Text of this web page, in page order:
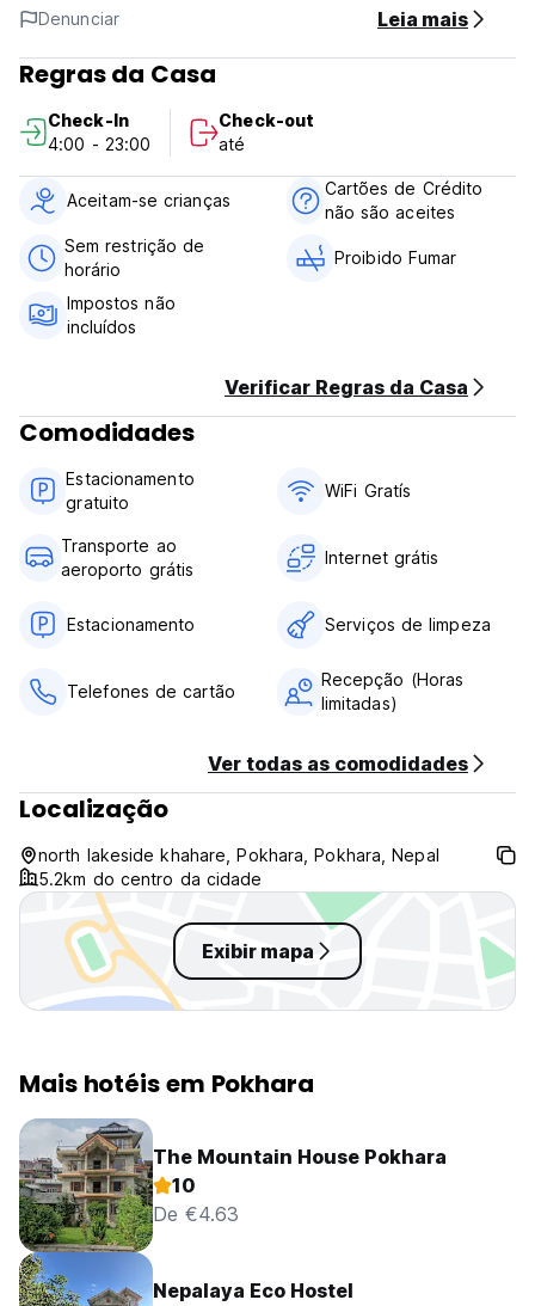
around Pokhara including: trekking, paragliding, rafting, and
other exciting tours.
***Property Policies & Conditions:
2. Check in from 04:00 to 00:00.
3. Check out before 11:00 am.
4. Payment upon arrival by cash. Credit card isn’t accepted.
5. Reception working hours 04:00-00:00.
7. Taxes not included. 10% tax.
8. Breakfast not included. $3 extra.
9. No pets.
Denunciar Leia mais
Regras da Casa
Check-In
4:00 - 23:00
Check-out
até
Aceitam-se crianças
Cartões de Crédito
não são aceites
Sem restrição de
horário
Proibido Fumar
Impostos não
incluídos
Verificar Regras da Casa
Comodidades
Estacionamento
gratuito
WiFi Gratís
Transporte ao
aeroporto grátis
Internet grátis
Estacionamento Serviços de limpeza
Telefones de cartão
Recepção (Horas
limitadas)
Ver todas as comodidades
Localização
north lakeside khahare, Pokhara, Pokhara, Nepal
5.2km do centro da cidade
Exibir mapa
Mais hotéis em Pokhara
The Mountain House Pokhara
10
De €4.63
Nepalaya Eco Hostel